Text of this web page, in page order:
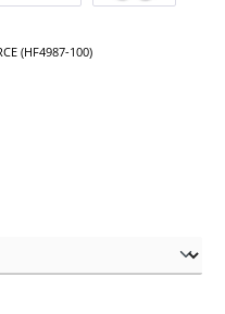
(HF4987-100)